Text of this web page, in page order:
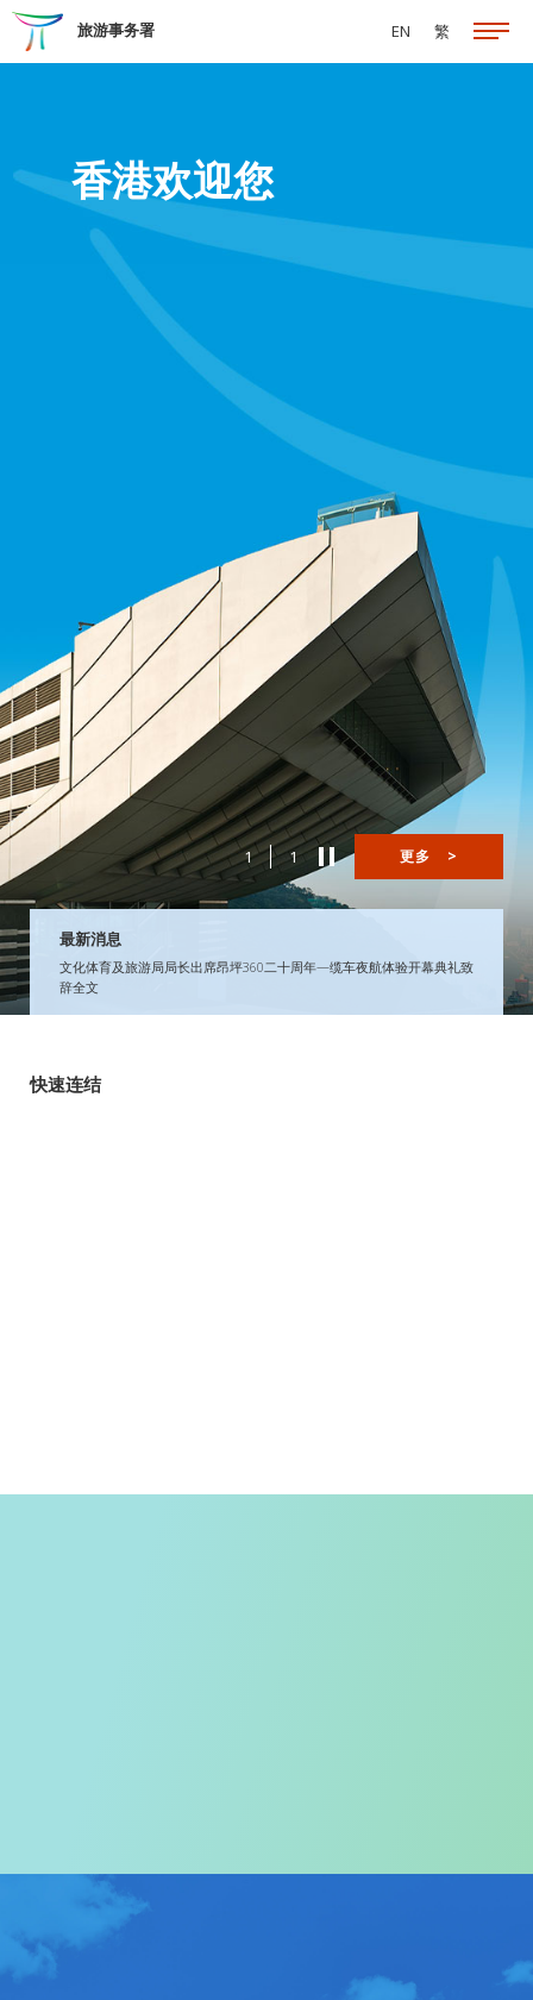
跳至主要内容
旅游事务署 EN 繁
香港欢迎您
1 1 更多 >
最新消息
文化体育及旅游局局长出席昂坪360二十周年—缆车夜航体验开幕典礼致
辞全文
快速连结